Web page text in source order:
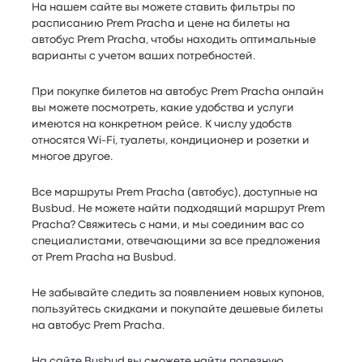
На нашем сайте вы можете ставить фильтры по
расписанию Prem Pracha и цене на билеты на
автобус Prem Pracha, чтобы находить оптимальные
варианты с учетом ваших потребностей.
При покупке билетов на автобус Prem Pracha онлайн
вы можете посмотреть, какие удобства и услуги
имеются на конкретном рейсе. К числу удобств
относятся Wi-Fi, туалеты, кондиционер и розетки и
многое другое.
Все маршруты Prem Pracha (автобус), доступные на
Busbud. Не можете найти подходящий маршрут Prem
Pracha? Свяжитесь с нами, и мы соединим вас со
специалистами, отвечающими за все предложения
от Prem Pracha на Busbud.
Не забывайте следить за появлением новых купонов,
пользуйтесь скидками и покупайте дешевые билеты
на автобус Prem Pracha.